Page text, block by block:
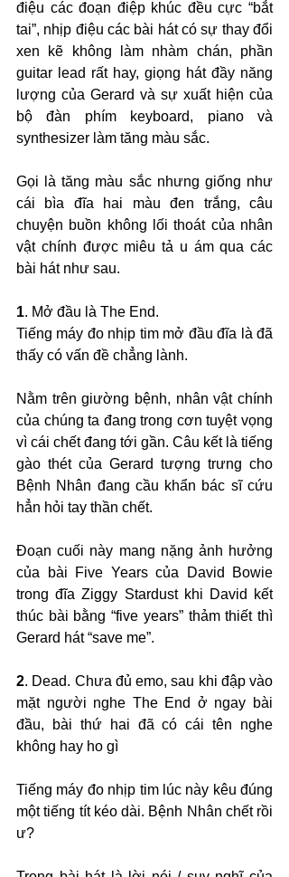
điệu các đoạn điệp khúc đều cực “bắt
tai”, nhịp điệu các bài hát có sự thay đổi
xen kẽ không làm nhàm chán, phần
guitar lead rất hay, giọng hát đầy năng
lượng của Gerard và sự xuất hiện của
bộ đàn phím keyboard, piano và
synthesizer làm tăng màu sắc.
Gọi là tăng màu sắc nhưng giống như
cái bìa đĩa hai màu đen trắng, câu
chuyện buồn không lối thoát của nhân
vật chính được miêu tả u ám qua các
bài hát như sau.
1. Mở đầu là The End.
Tiếng máy đo nhịp tim mở đầu đĩa là đã
thấy có vấn đề chẳng lành.
Nằm trên giường bệnh, nhân vật chính
của chúng ta đang trong cơn tuyệt vọng
vì cái chết đang tới gần. Câu kết là tiếng
gào thét của Gerard tượng trưng cho
Bệnh Nhân đang cầu khẩn bác sĩ cứu
hẳn hỏi tay thần chết.
Đoạn cuối này mang nặng ảnh hưởng
của bài Five Years của David Bowie
trong đĩa Ziggy Stardust khi David kết
thúc bài bằng “five years” thảm thiết thì
Gerard hát “save me”.
2. Dead. Chưa đủ emo, sau khi đập vào
mặt người nghe The End ở ngay bài
đầu, bài thứ hai đã có cái tên nghe
không hay ho gì
Tiếng máy đo nhịp tim lúc này kêu đúng
một tiếng tít kéo dài. Bệnh Nhân chết rồi
ư?